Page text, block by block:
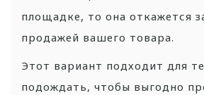
площадке, то она откажется
продажей вашего товара.
Этот вариант подходит для
подождать, чтобы выгодно